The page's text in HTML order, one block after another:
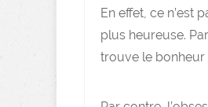
En effet, ce n’est
plus heureuse.
trouve le bonheur